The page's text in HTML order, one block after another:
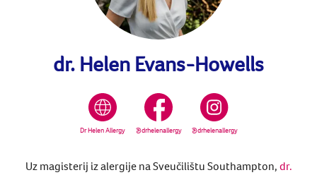
dr. Helen Evans-Howells
Uz magisterij iz alergije na Sveučilištu Southampton, dr.
Dr Helen Allergy @drhelenallergy @drhelenallergy